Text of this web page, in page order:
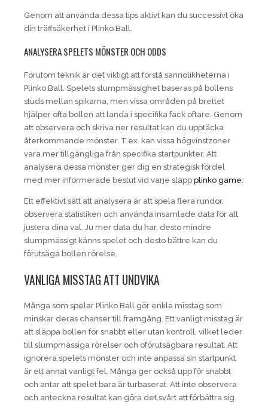
Genom att använda dessa tips aktivt kan du successivt öka
din träffsäkerhet i Plinko Ball.
ANALYSERA SPELETS MÖNSTER OCH ODDS
Förutom teknik är det viktigt att förstå sannolikheterna i
Plinko Ball. Spelets slumpmässighet baseras på bollens
studs mellan spikarna, men vissa områden på brettet
hjälper ofta bollen att landa i specifika fack oftare. Genom
att observera och skriva ner resultat kan du upptäcka
återkommande mönster. T.ex. kan vissa högvinstzoner
vara mer tillgängliga från specifika startpunkter. Att
analysera dessa mönster ger dig en strategisk fördel
med mer informerade beslut vid varje släpp plinko game
Ett effektivt sätt att analysera är att spela flera rundor,
observera statistiken och använda insamlade data för att
justera dina val. Ju mer data du har, desto mindre
slumpmässigt känns spelet och desto bättre kan du
förutsäga bollen rörelse.
VANLIGA MISSTAG ATT UNDVIKA
Många som spelar Plinko Ball gör enkla misstag som
minskar deras chanser till framgång. Ett vanligt misstag är
att släppa bollen för snabbt eller utan kontroll, vilket leder
till slumpmässiga rörelser och oförutsägbara resultat. Att
ignorera spelets mönster och inte anpassa sin startpunkt
är ett annat vanligt fel. Många ger också upp för snabbt
och antar att spelet bara är turbaserat. Att inte observera
och anteckna resultat kan göra det svårt att förbättra sig.